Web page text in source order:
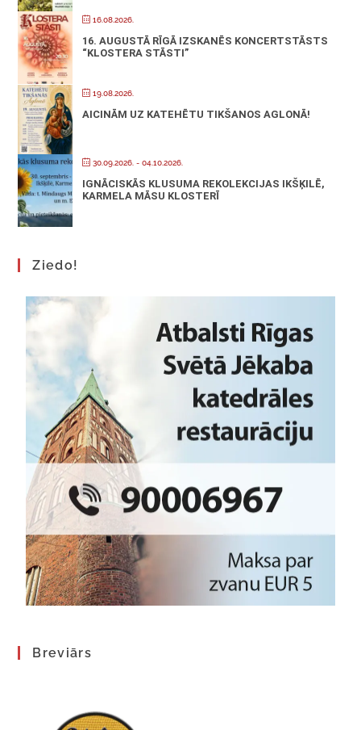
16.08.2026.
16. AUGUSTĀ RĪGĀ IZSKANĒS KONCERTSTĀSTS
“KLOSTERA STĀSTI”
19.08.2026.
AICINĀM UZ KATEHĒTU TIKŠANOS AGLONĀ!
30.09.2026. - 04.10.2026.
IGNĀCISKĀS KLUSUMA REKOLEKCIJAS IKŠĶILĒ,
KARMELA MĀSU KLOSTERĪ
Ziedo!
Breviārs